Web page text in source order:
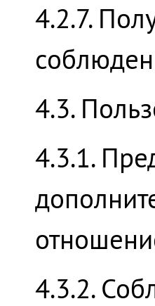
4.2.7.
4.3.
4.3.1.
4.3.2.